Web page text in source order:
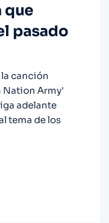
que
pasado
la canción
Nation Army'
adelante
tema de los